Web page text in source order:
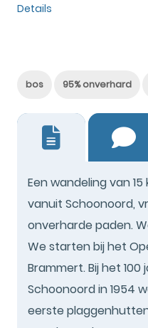
Details
bos 95% onverhard
Een wandeling van
vanuit Schoonoord,
onverharde paden.
We starten bij het
Brammert. Bij het
Schoonoord in 1954
eerste